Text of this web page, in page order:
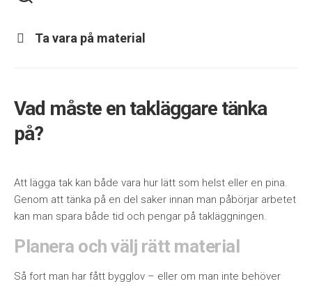
Ta vara på material
Vad måste en takläggare tänka
på?
Att lägga tak kan både vara hur lätt som helst eller en pina.
Genom att tänka på en del saker innan man påbörjar arbetet
kan man spara både tid och pengar på takläggningen.
Planera och välj rätt material
Så fort man har fått bygglov – eller om man inte behöver